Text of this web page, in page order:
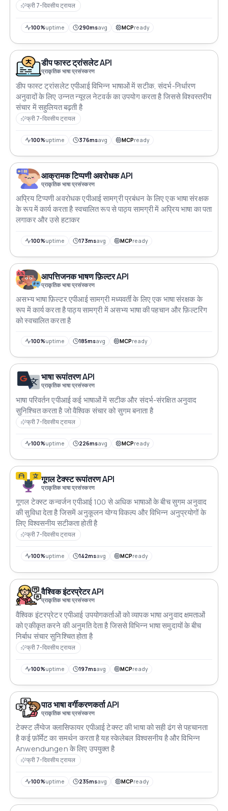
फ्री 7-दिवसीय ट्रायल
100%uptime 290msavg MCPready
डीप फास्ट ट्रांसलेट API
प्राकृतिक भाषा प्रसंस्करण
डीप फास्ट ट्रांसलेट एपीआई विभिन्न भाषाओं में सटीक, संदर्भ-निर्धारण
अनुवादों के लिए उन्नत न्यूरल नेटवर्क का उपयोग करता है जिससे विश्वस्तरीय
संचार में सहुलियत बढ़ती है
फ्री 7-दिवसीय ट्रायल
100%uptime 376msavg MCPready
आक्रामक टिप्पणी अवरोधक API
प्राकृतिक भाषा प्रसंस्करण
अप्रिय टिप्पणी अवरोधक एपीआई सामग्री प्रबंधन के लिए एक भाषा संरक्षक
के रूप में कार्य करता है स्वचालित रूप से पाठ्य सामग्री में अप्रिय भाषा का पता
लगाकर और उसे हटाकर
100%uptime 173msavg MCPready
आपत्तिजनक भाषण फ़िल्टर API
प्राकृतिक भाषा प्रसंस्करण
असभ्य भाषा फ़िल्टर एपीआई सामग्री मध्यवर्ती के लिए एक भाषा संरक्षक के
रूप में कार्य करता है पाठ्य सामग्री में असभ्य भाषा की पहचान और फ़िल्टरिंग
को स्वचालित करता है
100%uptime 185msavg MCPready
भाषा रूपांतरण API
प्राकृतिक भाषा प्रसंस्करण
भाषा परिवर्तन एपीआई कई भाषाओं में सटीक और संदर्भ-संरक्षित अनुवाद
सुनिश्चित करता है जो वैश्विक संचार को सुगम बनाता है
फ्री 7-दिवसीय ट्रायल
100%uptime 226msavg MCPready
गूगल टेक्स्ट रूपांतरण API
प्राकृतिक भाषा प्रसंस्करण
गूगल टेक्स्ट कन्वर्जन एपीआई 100 से अधिक भाषाओं के बीच सुगम अनुवाद
की सुविधा देता है जिसमें अनुकूलन योग्य विकल्प और विभिन्न अनुप्रयोगों के
लिए विश्वसनीय सटीकता होती है
फ्री 7-दिवसीय ट्रायल
100%uptime 142msavg MCPready
वैश्विक इंटरप्रेटर API
प्राकृतिक भाषा प्रसंस्करण
वैश्विक इंटरप्रेटर एपीआई उपयोगकर्ताओं को व्यापक भाषा अनुवाद क्षमताओं
को एकीकृत करने की अनुमति देता है जिससे विभिन्न भाषा समुदायों के बीच
निर्बाध संचार सुनिश्चित होता है
फ्री 7-दिवसीय ट्रायल
100%uptime 197msavg MCPready
पाठ भाषा वर्गीकरणकर्ता API
प्राकृतिक भाषा प्रसंस्करण
टेक्स्ट लैंग्वेज क्लासिफायर एपीआई टेक्स्ट की भाषा को सही ढंग से पहचानता
है कई फ़ॉर्मेट का समर्थन करता है यह स्केलेबल विश्वसनीय है और विभिन्न
Anwendungen के लिए उपयुक्त है
फ्री 7-दिवसीय ट्रायल
100%uptime 235msavg MCPready